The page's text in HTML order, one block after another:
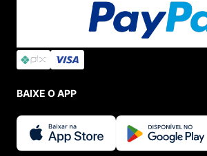
BAIXE O APP